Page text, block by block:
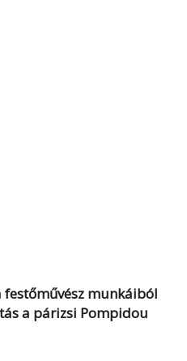
munkáiból
a párizsi Pompidou